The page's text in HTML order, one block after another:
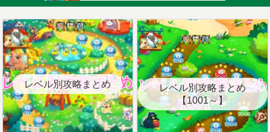
レベル別攻略まとめ
レベル別攻略まとめ
【1001～】